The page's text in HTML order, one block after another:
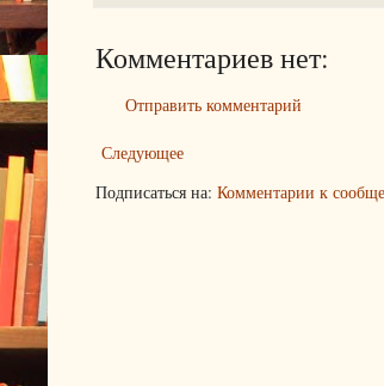
Комментариев нет:
Отправить комментарий
Следующее
Подписаться на: Комментарии к